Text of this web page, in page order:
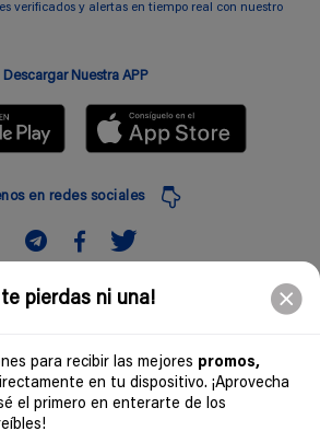
te pierdas ni una!
para recibir las mejores promos,
en tu dispositivo. ¡Aprovecha
el primero en enterarte de los
verificados y alertas en tiempo real con nuestro
Descargar Nuestra APP
en redes sociales
Suscribir